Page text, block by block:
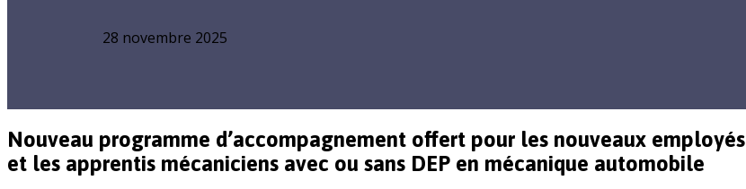
28 novembre 2025
Nouveau programme d’accompagnement offert pour les nouveaux employés
et les apprentis mécaniciens avec ou sans DEP en mécanique automobile